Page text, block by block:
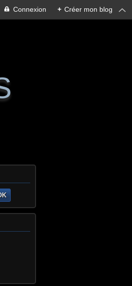
Connexion + Créer mon blog